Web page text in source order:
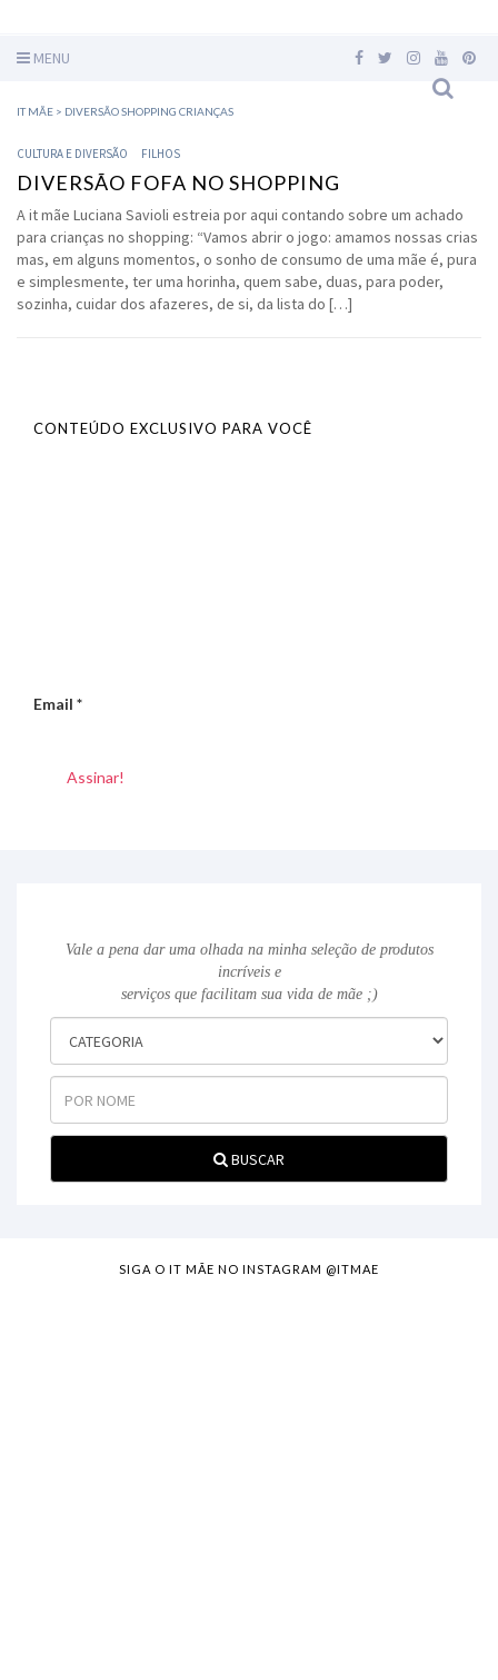
MENU
IT MÃE > DIVERSÃO SHOPPING CRIANÇAS
CULTURA E DIVERSÃO FILHOS
DIVERSÃO FOFA NO SHOPPING
A it mãe Luciana Savioli estreia por aqui contando sobre um achado
para crianças no shopping: “Vamos abrir o jogo: amamos nossas crias
mas, em alguns momentos, o sonho de consumo de uma mãe é, pura
e simplesmente, ter uma horinha, quem sabe, duas, para poder,
sozinha, cuidar dos afazeres, de si, da lista do […]
CONTEÚDO EXCLUSIVO PARA VOCÊ
Email *
Vale a pena dar uma olhada na minha seleção de produtos
incríveis e
serviços que facilitam sua vida de mãe ;)
BUSCAR
SIGA O IT MÃE NO INSTAGRAM @ITMAE